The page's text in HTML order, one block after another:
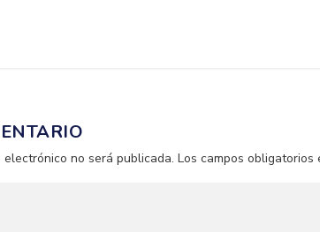
no será publicada. Los campos